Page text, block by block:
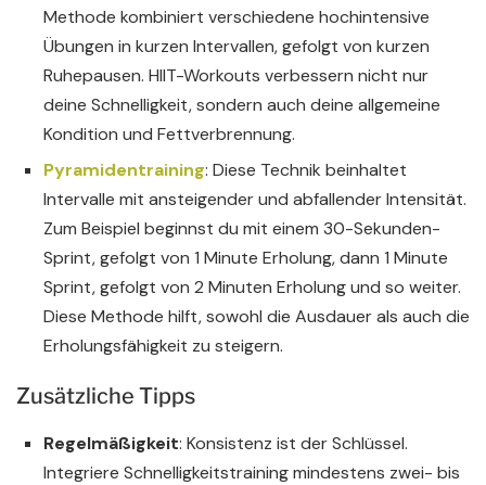
Methode kombiniert verschiedene hochintensive
Übungen in kurzen Intervallen, gefolgt von kurzen
Ruhepausen. HIIT-Workouts verbessern nicht nur
deine Schnelligkeit, sondern auch deine allgemeine
Kondition und Fettverbrennung.
Pyramidentraining: Diese Technik beinhaltet
Intervalle mit ansteigender und abfallender Intensität.
Zum Beispiel beginnst du mit einem 30-Sekunden-
Sprint, gefolgt von 1 Minute Erholung, dann 1 Minute
Sprint, gefolgt von 2 Minuten Erholung und so weiter.
Diese Methode hilft, sowohl die Ausdauer als auch die
Erholungsfähigkeit zu steigern.
Zusätzliche Tipps
Regelmäßigkeit: Konsistenz ist der Schlüssel.
Integriere Schnelligkeitstraining mindestens zwei- bis